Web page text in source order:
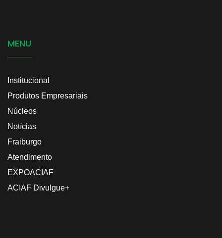
MENU
Institucional
Produtos Empresariais
Núcleos
Notícias
Fraiburgo
Atendimento
EXPOACIAF
ACIAF Divulgue+